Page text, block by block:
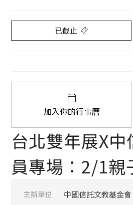
已截止
加入你的行事曆
台北雙年展X
員專場：2/1親
主辦單位 中國信託文教基金會